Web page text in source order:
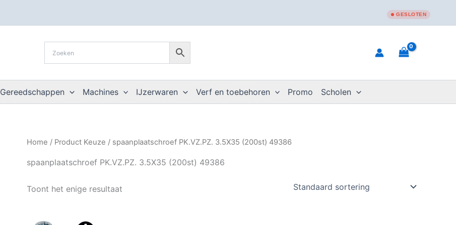
GESLOTEN
Gereedschappen Machines IJzerwaren Verf en toebehoren Promo Scholen
Home / Product Keuze / spaanplaatschroef PK.VZ.PZ. 3.5X35 (200st) 49386
spaanplaatschroef PK.VZ.PZ. 3.5X35 (200st) 49386
Toont het enige resultaat
Prijsklasse: